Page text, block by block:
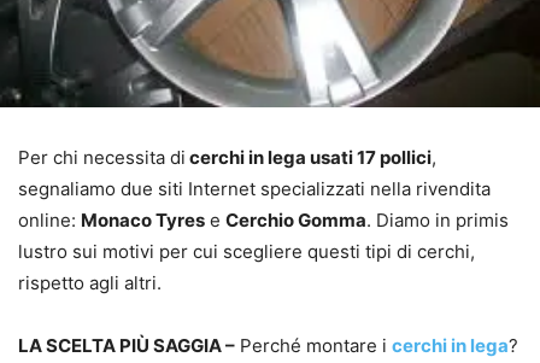
Per chi necessita di cerchi in lega usati 17 pollici,
segnaliamo due siti Internet specializzati nella rivendita
online: Monaco Tyres e Cerchio Gomma. Diamo in primis
lustro sui motivi per cui scegliere questi tipi di cerchi,
rispetto agli altri.
LA SCELTA PIÙ SAGGIA – Perché montare i cerchi in lega?